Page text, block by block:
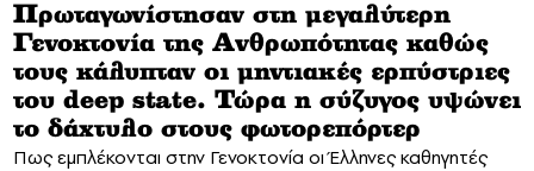
Πρωταγωνίστησαν στη μεγαλύτερη
Γενοκτονία της Ανθρωπότητας καθώς
τους κάλυπταν οι μηντιακές ερπύστριες
του deep state. Τώρα η σύζυγος υψώνει
το δάχτυλο στους φωτορεπόρτερ
Πως εμπλέκονται στην Γενοκτονία οι Έλληνες καθηγητές